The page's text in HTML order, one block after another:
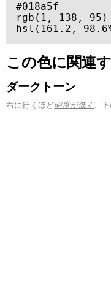
#018a5f
rgb(1, 138, 95)
hsl(161.2,
この色に関連
ダークトーン
右に行くほど明度が低く 、